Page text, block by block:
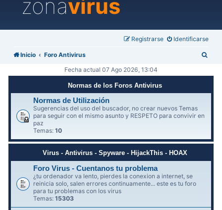
zonavirus
Identificarse
Registrarse
Inicio Foro Antivirus
c
Fecha actual 07 Ago 2026, 13:04
Normas de los Foros Antivirus
Normas de Utilización
Sugerencias del uso del buscador, no crear nuevos Temas
para seguir con el mismo asunto y RESPETO para convivir en
paz
Temas:10
Virus - Antivirus - Spyware - HijackThis - HOAX
Foro Virus - Cuentanos tu problema
¿tu ordenador va lento, pierdes la conexion a internet, se
reinicia solo, salen errores continuamente... este es tu foro
para tu problemas con los virus
Temas:15303